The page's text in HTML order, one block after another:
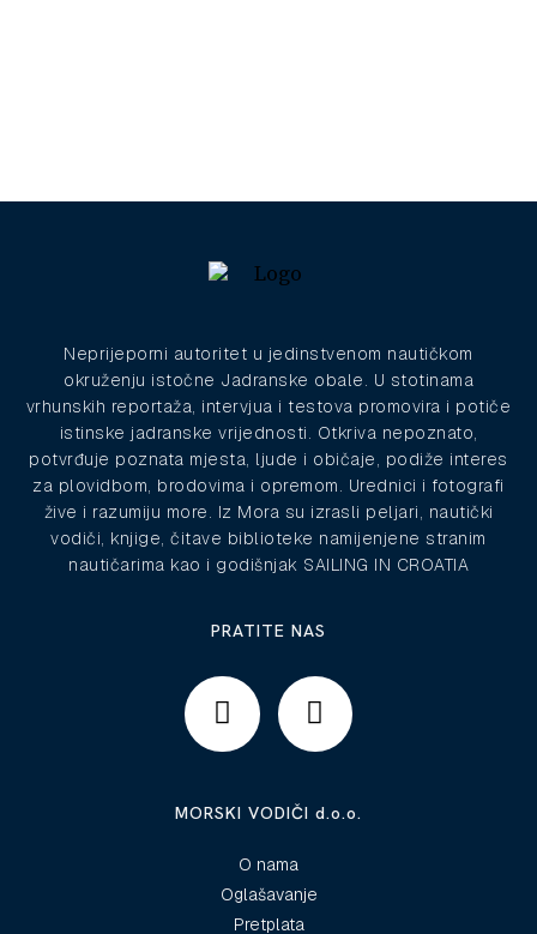
Neprijeporni autoritet u jedinstvenom nautičkom
okruženju istočne Jadranske obale. U stotinama
vrhunskih reportaža, intervjua i testova promovira i potiče
istinske jadranske vrijednosti. Otkriva nepoznato,
potvrđuje poznata mjesta, ljude i običaje, podiže interes
za plovidbom, brodovima i opremom. Urednici i fotografi
žive i razumiju more. Iz Mora su izrasli peljari, nautički
vodiči, knjige, čitave biblioteke namijenjene stranim
nautičarima kao i godišnjak SAILING IN CROATIA
PRATITE NAS
MORSKI VODIČI d.o.o.
O nama
Oglašavanje
Pretplata